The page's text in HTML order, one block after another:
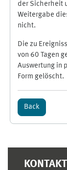
der Sicherheit
Weitergabe
nicht.
Die zu
von 60 Tagen
Auswertung in
Form gelöscht.
Back
KONTAKT